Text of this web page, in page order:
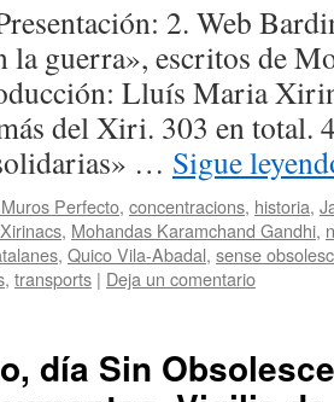
2. Web
la guerra», escritos de
Lluís Maria
del Xiri. 303 en total.
… Sigue
Perfecto, concentracions, historia,
, Mohandas Karamchand Gandhi,
, Quico Vila-Abadal, sense
, transports | Deja un comentario
día Sin